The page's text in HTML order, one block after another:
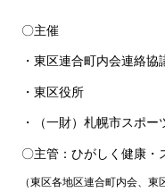
〇主催
・東区連合町内会連絡協
・東区役所
・（一財）札幌市スポー
〇主管：ひがしく健康・
（東区各地区連合町内会、東